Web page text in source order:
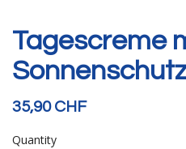
Tagescreme
35,90 CHF
Quantity